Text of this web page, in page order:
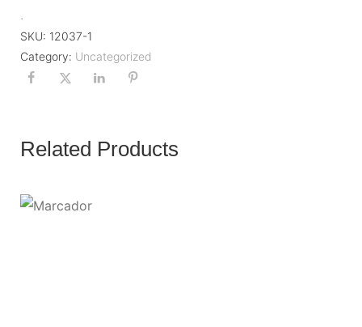
.
SKU: 12037-1
Category: Uncategorized
Related Products